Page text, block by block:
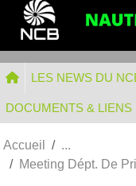
LES NEWS DU
DOCUMENTS & LIENS
Accueil
Meeting Dépt. De
Panneau de gestion